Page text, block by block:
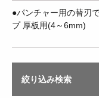
●パンチャー用の替刃
プ 厚板用(4～6mm)
絞り込み検索